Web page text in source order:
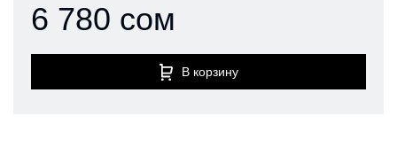
6 780 сом
В корзину